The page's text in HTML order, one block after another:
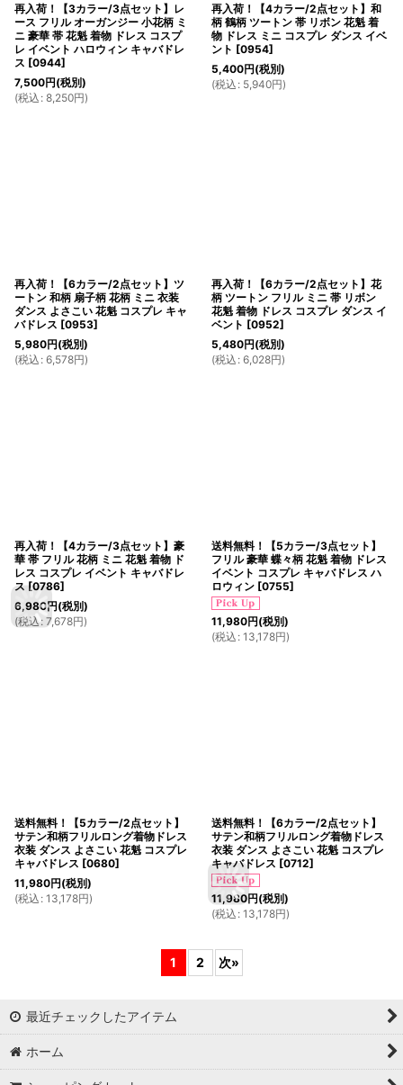
再入荷！【3カラー/3点セット】レ
ース フリル オーガンジー 小花柄 ミ
ニ 豪華 帯 花魁 着物 ドレス コスプ
レ イベント ハロウィン キャバドレ
ス [0944]
7,500円(税別)
(税込 : 8,250円)
再入荷！【4カラー/2点セット】和
柄 鶴柄 ツートン 帯 リボン 花魁 着
物 ドレス ミニ コスプレ ダンス イベ
ント [0954]
5,400円(税別)
(税込 : 5,940円)
再入荷！【6カラー/2点セット】ツ
ートン 和柄 扇子柄 花柄 ミニ 衣装
ダンス よさこい 花魁 コスプレ キャ
バドレス [0953]
5,980円(税別)
(税込 : 6,578円)
再入荷！【6カラー/2点セット】花
柄 ツートン フリル ミニ 帯 リボン
花魁 着物 ドレス コスプレ ダンス イ
ベント [0952]
5,480円(税別)
(税込 : 6,028円)
再入荷！【4カラー/3点セット】豪
華 帯 フリル 花柄 ミニ 花魁 着物 ド
レス コスプレ イベント キャバドレ
ス [0786]
6,980円(税別)
(税込: 7,678円)
送料無料！【5カラー/3点セット】
フリル 豪華 蝶々柄 花魁 着物 ドレス
イベント コスプレ キャバドレス ハ
ロウィン [0755]
11,980円(税別)
(税込 : 13,178円)
送料無料！【5カラー/2点セット】
サテン和柄フリルロング着物ドレス
衣装 ダンス よさこい 花魁 コスプレ
キャバドレス [0680]
11,980円(税別)
(税込 : 13,178円)
送料無料！【6カラー/2点セット】
サテン和柄フリルロング着物ドレス
衣装 ダンス よさこい 花魁 コスプレ
キャバドレス [0712]
11,980円(税別)
(税込 : 13,178円)
1 2 次»
最近チェックしたアイテム
ホーム